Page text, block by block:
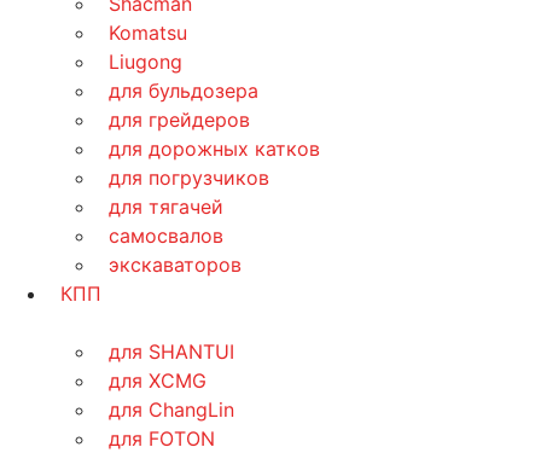
Komatsu
Liugong
для бульдозера
для грейдеров
для дорожных катков
для погрузчиков
для тягачей
самосвалов
экскаваторов
КПП
для SHANTUI
для XCMG
для ChangLin
для FOTON